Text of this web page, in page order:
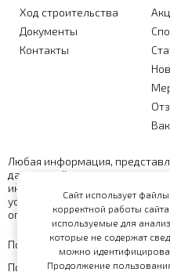
Ход строительства
Документы
Контакты
Любая информация,
данном сайте, носит
информационный характер и
условиях не является
определяемой положениями
Политика обработки
Политика
Сайт использует
корректной работы
используемые для
которые не содержат
можно
Продолжение